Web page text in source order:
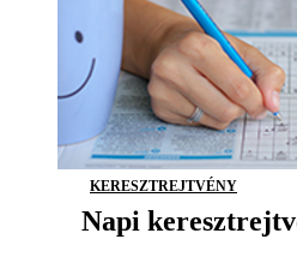
KERESZTREJTVÉNY
Napi